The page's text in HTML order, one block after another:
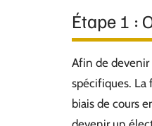
Étape 1 :
Afin de
spécifiques. La
biais de cours